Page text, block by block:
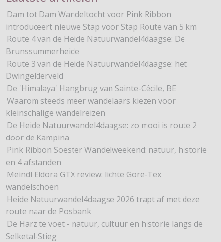
Dam tot Dam Wandeltocht voor Pink Ribbon
introduceert nieuwe Stap voor Stap Route van 5 km
Route 4 van de Heide Natuurwandel4daagse: De
Brunssummerheide
Route 3 van de Heide Natuurwandel4daagse: het
Dwingelderveld
De 'Himalaya' Hangbrug van Sainte-Cécile, BE
Waarom steeds meer wandelaars kiezen voor
kleinschalige wandelreizen
De Heide Natuurwandel4daagse: zo mooi is route 2
door de Kampina
Pink Ribbon Soester Wandelweekend: natuur, historie
en 4 afstanden
Meindl Eldora GTX review: lichte Gore-Tex
wandelschoen
Heide Natuurwandel4daagse 2026 trapt af met deze
route naar de Posbank
De Harz te voet - natuur, cultuur en historie langs de
Selketal-Stieg